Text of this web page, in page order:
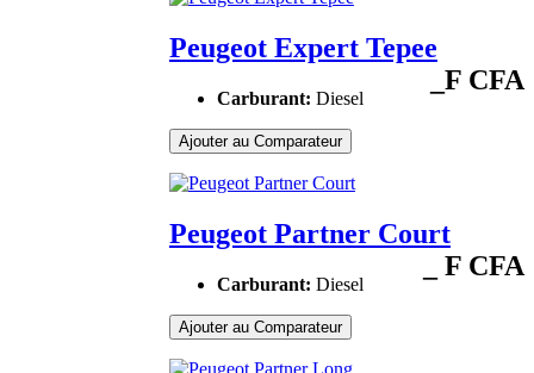
Peugeot Expert Tepee
_F CFA
Carburant: Diesel
Ajouter au Comparateur
Peugeot Partner Court
_ F CFA
Carburant: Diesel
Ajouter au Comparateur